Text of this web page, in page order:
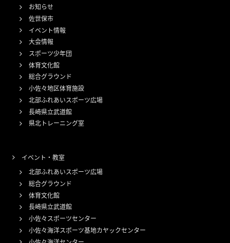
お知らせ
佐世保市
イベント情報
大会情報
スポーツ少年団
体育文化館
総合グラウンド
小佐々地区体育施設
北部ふれあいスポーツ広場
長崎県立武道館
県北トレーニング室
イベント・教室
北部ふれあいスポーツ広場
総合グラウンド
体育文化館
長崎県立武道館
小佐々スポーツセンター
小佐々海洋スポーツ基地カヤックセンター